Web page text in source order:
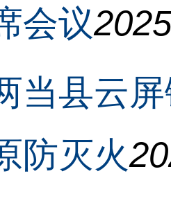
会议
当县云
防灭火